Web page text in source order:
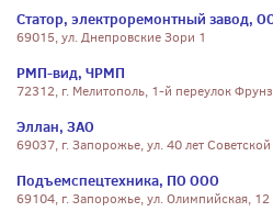
Статор, электроремонтный завод,
69015, ул. Днепровские Зори 1
РМП-вид, ЧРМП
72312, г. Мелитополь, 1-й переулок
Эллан, ЗАО
69037, г. Запорожье, ул. 40 лет
Подъемспецтехника, ПО ООО
69104, г. Запорожье, ул. Олимпийская, 12